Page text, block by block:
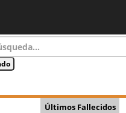
Últimos Fallecidos